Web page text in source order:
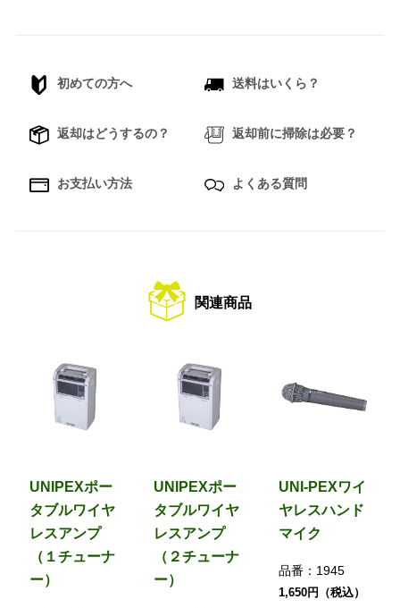
初めての方へ 送料はいくら？
返却はどうするの？ 返却前に掃除は必要？
お支払い方法 よくある質問
関連商品
UNIPEXポー
タブルワイヤ
レスアンプ
（１チューナ
ー）
UNIPEXポー
タブルワイヤ
レスアンプ
（２チューナ
ー）
UNI-PEXワイ
ヤレスハンド
マイク
品番： 1945
1,650円（税込）